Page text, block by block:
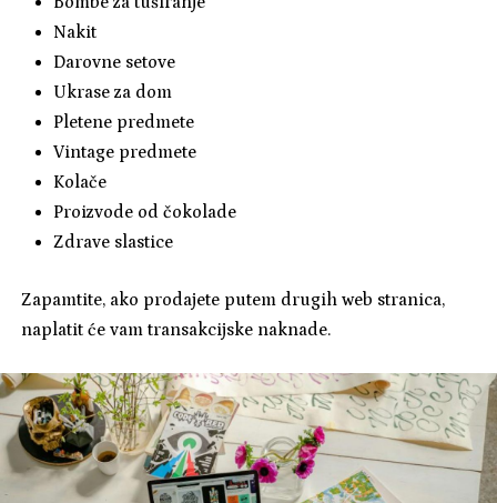
Nakit
Darovne setove
Ukrase za dom
Pletene predmete
Vintage predmete
Kolače
Proizvode od čokolade
Zdrave slastice
Zapamtite, ako prodajete putem drugih web stranica,
naplatit će vam transakcijske naknade.